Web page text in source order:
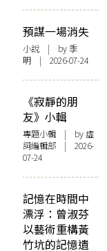
預謀一場消失
小說 | by 季
明 | 2026-07-24
《寂靜的朋
友》小輯
專題小輯 | by 虛
詞編輯部 | 2026-
07-24
記憶在時間中
漂浮：曾淑芬
以藝術重構黃
竹坑的記憶遺